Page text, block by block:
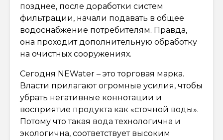
позднее, после доработки систем
фильтрации, начали подавать в общее
водоснабжение потребителям. Правда,
она проходит дополнительную обработку
на очистных сооружениях.
Сегодня NEWater – это торговая марка.
Власти прилагают огромные усилия, чтобы
убрать негативные коннотации и
восприятие продукта как «сточной воды».
Потому что такая вода технологична и
экологична, соответствует высоким